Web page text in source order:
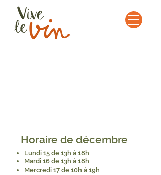
Horaire de décembre
Lundi 15 de 13h à 18h
Mardi 16 de 13h à 18h
Mercredi 17 de 10h à 19h